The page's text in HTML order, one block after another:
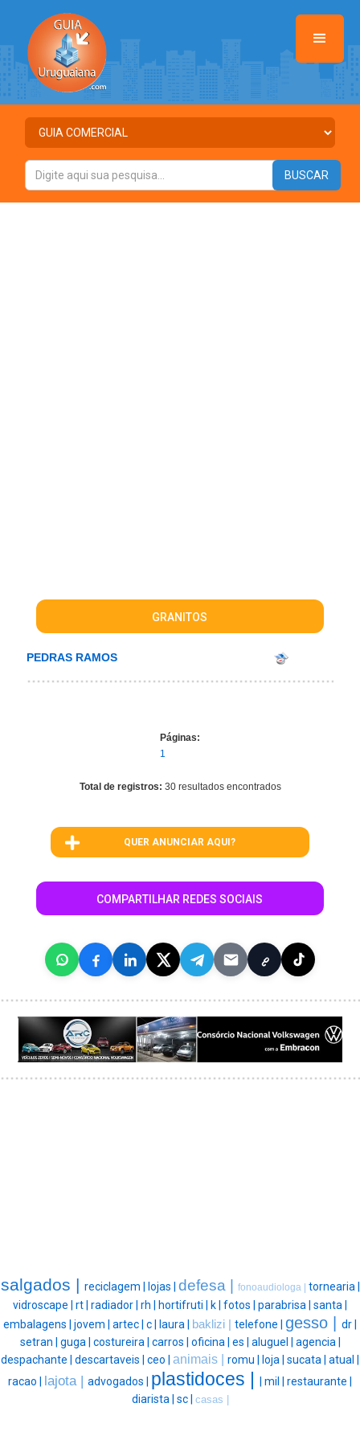
GRANITOS
PEDRAS RAMOS
Páginas:
1
Total de registros: 30 resultados encontrados
QUER ANUNCIAR AQUI?
COMPARTILHAR REDES SOCIAIS
salgados | reciclagem | lojas | defesa | fonoaudiologa | tornearia |
vidroscape | rt | radiador | rh | hortifruti | k | fotos | parabrisa | santa |
embalagens | jovem | artec | c | laura | baklizi | telefone | gesso | dr |
setran | guga | costureira | carros | oficina | es | aluguel | agencia |
despachante | descartaveis | ceo | animais | romu | loja | sucata | atual |
racao | lajota | advogados | plastidoces | mil | restaurante |
diarista | sc | casas |